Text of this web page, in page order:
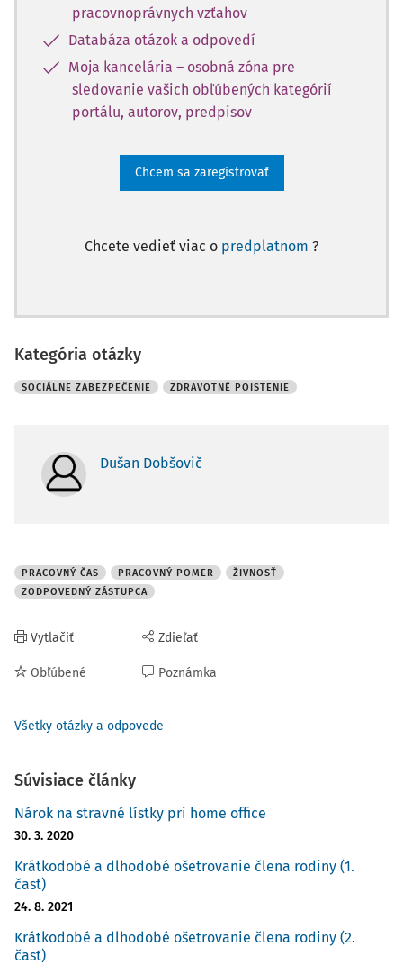
pracovnoprávnych vzťahov
Databáza otázok a odpovedí
Moja kancelária – osobná zóna pre
sledovanie vašich obľúbených kategórií
portálu, autorov, predpisov
Chcem sa zaregistrovať
Chcete vedieť viac o predplatnom ?
Kategória otázky
SOCIÁLNE ZABEZPEČENIE ZDRAVOTNÉ POISTENIE
Dušan Dobšovič
PRACOVNÝ ČAS PRACOVNÝ POMER
ŽIVNOSŤ
ZODPOVEDNÝ ZÁSTUPCA
Vytlačiť
Obľúbené
Zdieľať
Poznámka
Všetky otázky a odpovede
Súvisiace články
Nárok na stravné lístky pri home office
30. 3. 2020
Krátkodobé a dlhodobé ošetrovanie člena rodiny (1.
časť)
24. 8. 2021
Krátkodobé a dlhodobé ošetrovanie člena rodiny (2.
časť)